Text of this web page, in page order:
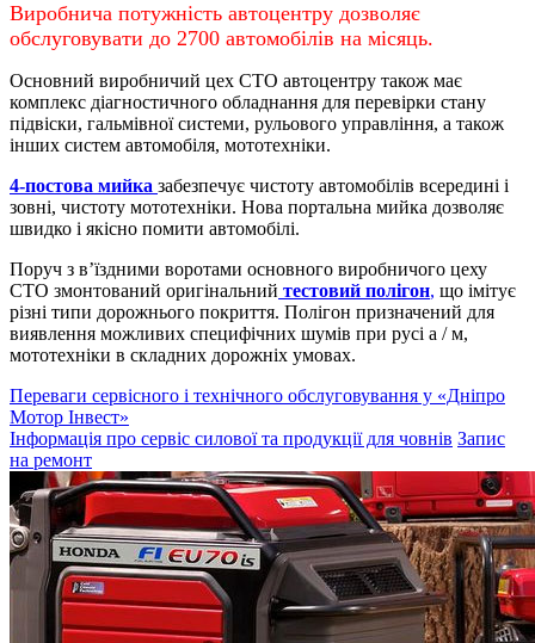
Виробнича потужність автоцентру дозволяє
обслуговувати до 2700 автомобілів на місяць.
Основний виробничий цех СТО автоцентру також має
комплекс діагностичного обладнання для перевірки стану
підвіски, гальмівної системи, рульового управління, а також
інших систем автомобіля, мототехніки.
4-постова мийка забезпечує чистоту автомобілів всередині і
зовні, чистоту мототехніки. Нова портальна мийка дозволяє
швидко і якісно помити автомобілі.
Поруч з в’їздними воротами основного виробничого цеху
СТО змонтований оригінальний тестовий полігон, що імітує
різні типи дорожнього покриття. Полігон призначений для
виявлення можливих специфічних шумів при русі а / м,
мототехніки в складних дорожніх умовах.
Переваги сервісного і технічного обслуговування у «Дніпро
Мотор Інвест»
Інформація про сервіс силової та продукції для човнів Запис
на ремонт